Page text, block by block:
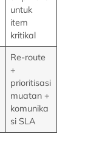
untuk
item
kritikal
Re-route
+
prioritisasi
muatan +
komunika
si SLA